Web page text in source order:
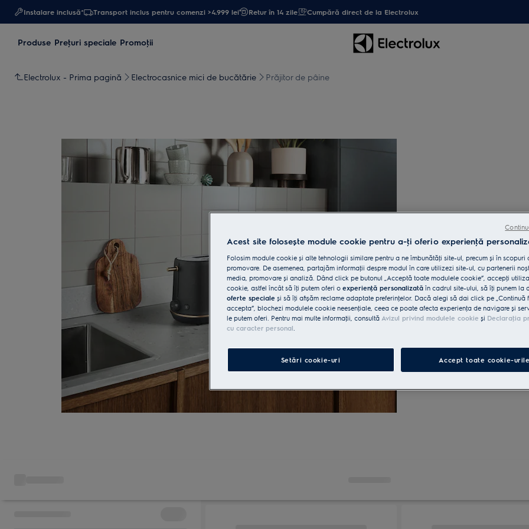
Instalare inclusă* Transport inclus pentru comenzi >4.999 lei Retur în 14 zile Cumpără direct de la Electrolux
Produse Preţuri speciale Promoţii
Electrolux - Prima pagină Electrocasnice mici de bucătărie Prăjitor de pâine
Prăjitor de
Descoperiți prăjitoarele
întâlnește
bucătăriei dvs. și oferă
modele subțiri la cele
pentru dvs.
Acest site folosește module cookie pentru a-ţi oferi o experienţă
Folosim module cookie și alte tehnologii similare pentru a ne îmbunătăţi site-ul, precum și în scopuri
promovare. De asemenea, partajăm informaţii despre modul în care utilizezi site-ul, cu partenerii
media, promovare și analiză. Dând click pe butonul „Acceptă toate modulele cookie”, accepţi
cookie, astfel încât să îţi putem oferi o experienţă personalizată în cadrul site-ului, să îţi punem la
oferte speciale și să îţi afișăm reclame adaptate preferinţelor. Dacă alegi să dai click pe „Continuă
accepta”, blochezi modulele cookie neesenţiale, ceea ce poate afecta experienţa de navigare și
le putem oferi. Pentru mai multe informaţii, consultă Avizul privind modulele cookie și Declaraţia
cu caracter personal
Setări cookie-uri Accept toate cookie-urile